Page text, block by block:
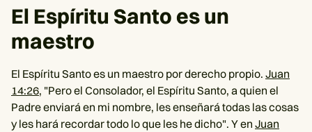
El Espíritu Santo es un
maestro
El Espíritu Santo es un maestro por derecho propio. Juan
14:26, "Pero el Consolador, el Espíritu Santo, a quien el
Padre enviará en mi nombre, les enseñará todas las cosas
y les hará recordar todo lo que les he dicho". Y en Juan